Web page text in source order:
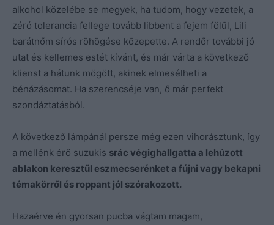
alkohol közelébe se megyek, ha tudom, hogy vezetek, a
zéró tolerancia fellege tovább libbent a fejem fölül, Lili
barátnőm sírós röhögése közepette. A rendőr további jó
utat és kellemes estét kívánt, és már várta a következő
klienst a hátunk mögött, akinek elmesélheti a
bénázásomat. Ha szerencséje van, ő már perfekt
szondáztatásból.
A következő lámpánál persze még ezen vihorásztunk, így
a mellénk érő suzukis srác végighallgatta a lehúzott
ablakon keresztül eszmecserénket a fújni vagy bekapni
témakörről és roppant jól szórakozott.
Hazaérve én gyorsan pucba vágtam magam,